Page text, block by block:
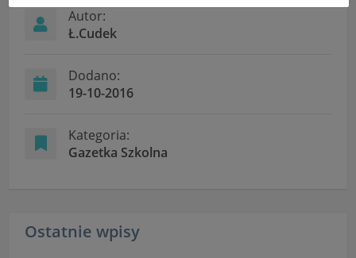
Autor:
Ł.Cudek
Dodano:
19-10-2016
Kategoria:
Gazetka Szkolna
Ostatnie wpisy
Informacje dotyczące polityki prywatności oraz
przetwarzania danych osobowych dostępne są cały
"Nasza szkoła" > "Bezpieczeństwo"